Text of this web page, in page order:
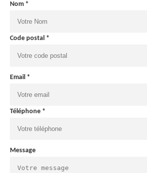
Nom *
Code postal *
Email *
Téléphone *
Message